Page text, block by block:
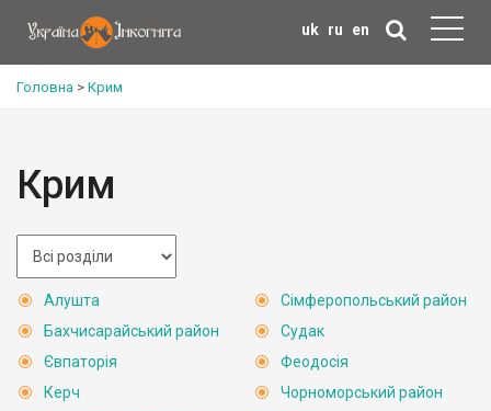
uk ru en
Головна > Крим
Крим
Алушта
Бахчисарайський район
Євпаторія
Керч
Сімферопольський район
Судак
Феодосія
Чорноморський район